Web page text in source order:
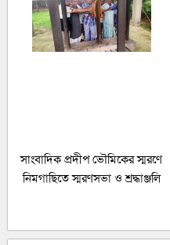
সাংবাদিক প্রদীপ ভৌমিকের স্মরণে
নিমগাছিতে স্মরণসভা ও শ্রদ্ধাঞ্জলি